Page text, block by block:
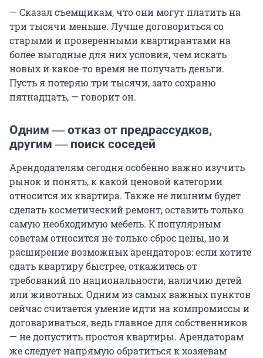
— Сказал съемщикам, что они могут платить на
три тысячи меньше. Лучше договориться со
старыми и проверенными квартирантами на
более выгодные для них условия, чем искать
новых и какое-то время не получать деньги.
Пусть я потеряю три тысячи, зато сохраню
пятнадцать, — говорит он.
Одним ― отказ от предрассудков,
другим ― поиск соседей
Арендодателям сегодня особенно важно изучить
рынок и понять, к какой ценовой категории
относится их квартира. Также не лишним будет
сделать косметический ремонт, оставить только
самую необходимую мебель. К популярным
советам относится не только сброс цены, но и
расширение возможных арендаторов: если хотите
сдать квартиру быстрее, откажитесь от
требований по национальности, наличию детей
или животных. Одним из самых важных пунктов
сейчас считается умение идти на компромиссы и
договариваться, ведь главное для собственников
— не допустить простоя квартиры. Арендаторам
же следует напрямую обратиться к хозяевам